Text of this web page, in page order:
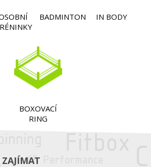
BADMINTON IN BODY
BOXOVACÍ
RING